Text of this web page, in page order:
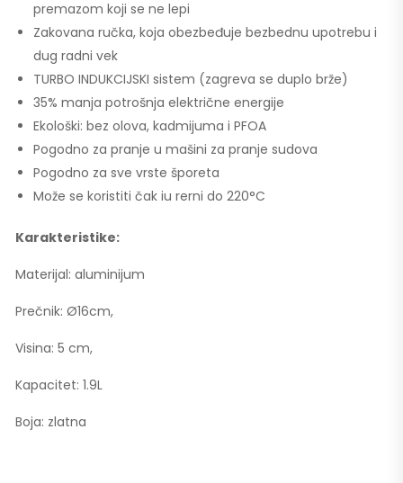
premazom koji se ne lepi
Zakovana ručka, koja obezbeđuje bezbednu upotrebu i
dug radni vek
TURBO INDUKCIJSKI sistem (zagreva se duplo brže)
35% manja potrošnja električne energije
Ekološki: bez olova, kadmijuma i PFOA
Pogodno za pranje u mašini za pranje sudova
Pogodno za sve vrste šporeta
Može se koristiti čak iu rerni do 220°C
Karakteristike:
Materijal: aluminijum
Prečnik: Ø16cm,
Visina: 5 cm,
Kapacitet: 1.9L
Boja: zlatna